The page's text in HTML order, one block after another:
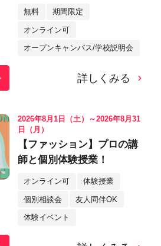
無料 期間限定
オンライン可
オープンキャンパス/学校説明会
詳しくみる
2026年8月1日（土）～2026年8月31
日（月）
【ファッション】プロの講
師と個別体験授業！
オンライン可 体験授業
個別相談会 友人同伴OK
体験イベント